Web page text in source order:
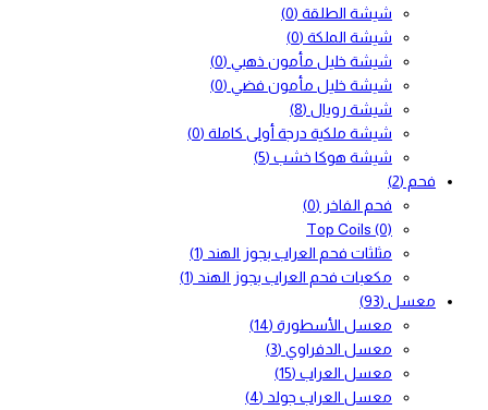
شيشة الطلقة (0)
شيشة الملكة (0)
شيشة خليل مأمون ذهبي (0)
شيشة خليل مأمون فضي (0)
شيشة رويال (8)
شيشة ملكية درجة أولى كاملة (0)
شيشة هوكا خشب (5)
فحم (2)
فحم الفاخر (0)
Top Coils (0)
مثلثات فحم العراب بجوز الهند (1)
مكعبات فحم العراب بجوز الهند (1)
معسل (93)
معسل الأسطورة (14)
معسل الدفراوي (3)
معسل العراب (15)
معسل العراب جولد (4)